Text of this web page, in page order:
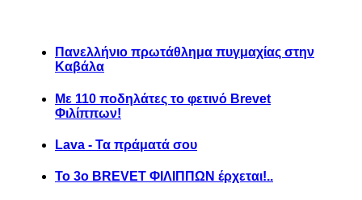
Πανελλήνιο πρωτάθλημα πυγμαχίας στην
Καβάλα
Με 110 ποδηλάτες το φετινό Brevet
Φιλίππων!
Lava - Τα πράματά σου
Το 3ο BREVET ΦΙΛΙΠΠΩΝ έρχεται!..